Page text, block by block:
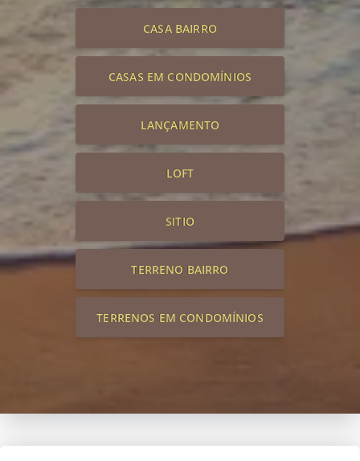
CASA BAIRRO
CASAS EM CONDOMÍNIOS
LANÇAMENTO
LOFT
SITIO
TERRENO BAIRRO
TERRENOS EM CONDOMÍNIOS